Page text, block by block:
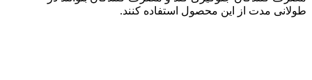
طولانی مدت از این محصول استفاده کنند.